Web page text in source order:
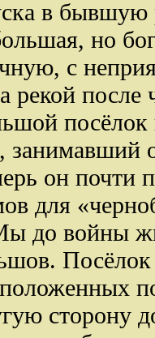
в бывшую
но
с
рекой после
посёлок
занимавший
он почти
для
до войны
Посёлок
сторону